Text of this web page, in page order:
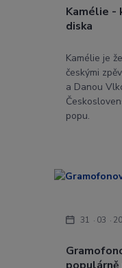
Kamélie -
diska
Kamélie je
českými
a Danou
popu.
31 03